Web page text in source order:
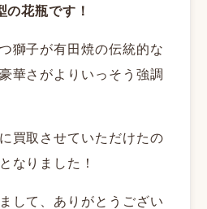
花瓶です！
獅子が有田焼の伝統的な
華さがよりいっそう強調
買取させていただけたの
なりました！
して、ありがとうござい